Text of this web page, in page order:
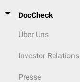
DocCheck
Über Uns
Investor Relations
Presse